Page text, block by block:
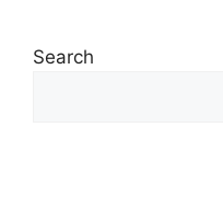
Search